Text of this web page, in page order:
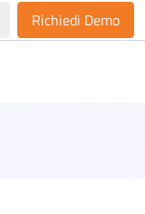
Richiedi Demo